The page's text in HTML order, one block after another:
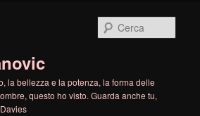
la bellezza e la potenza, la forma delle
questo ho visto. Guarda anche tu,